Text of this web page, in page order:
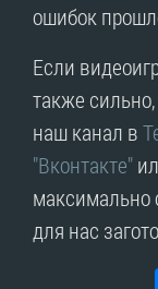
ошибок
Если
также
наш канал в
"Вконтакте"
максимально
для нас